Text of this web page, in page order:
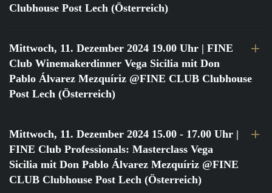
Clubhouse Post Lech (Österreich)
Mittwoch, 11. Dezember 2024 19.00 Uhr | FINE
Club Winemakerdinner Vega Sicilia mit Don
Pablo Álvarez Mezquíriz @FINE CLUB Clubhouse
Post Lech (Österreich)
Mittwoch, 11. Dezember 2024 15.00 - 17.00 Uhr |
FINE Club Professionals: Masterclass Vega
Sicilia mit Don Pablo Álvarez Mezquíriz @FINE
CLUB Clubhouse Post Lech (Österreich)